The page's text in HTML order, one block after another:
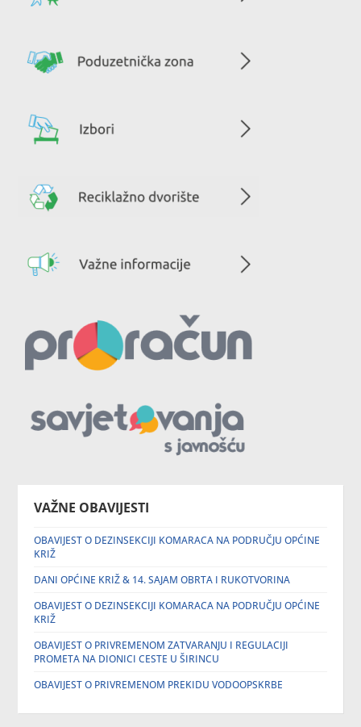
VAŽNE OBAVIJESTI
OBAVIJEST O DEZINSEKCIJI KOMARACA NA PODRUČJU OPĆINE
KRIŽ
DANI OPĆINE KRIŽ & 14. SAJAM OBRTA I RUKOTVORINA
OBAVIJEST O DEZINSEKCIJI KOMARACA NA PODRUČJU OPĆINE
KRIŽ
OBAVIJEST O PRIVREMENOM ZATVARANJU I REGULACIJI
PROMETA NA DIONICI CESTE U ŠIRINCU
OBAVIJEST O PRIVREMENOM PREKIDU VODOOPSKRBE